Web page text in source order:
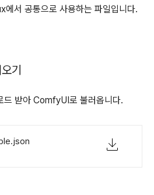
에서 공통으로 사용하는 파일입니다.
기
드 받아 ComfyUI로 불러옵니다.